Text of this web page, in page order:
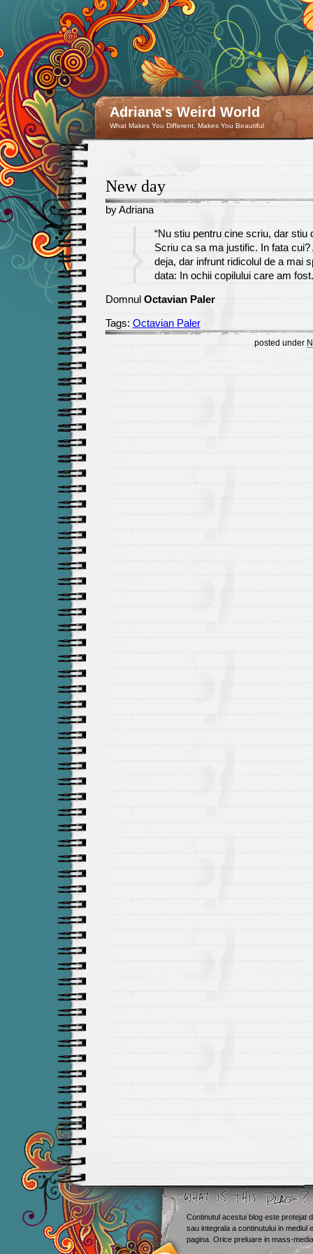
Adriana's Weird World
What Makes You Different, Makes You Beautiful
New day
by Adriana
May
10
“Nu stiu pentru cine scriu, dar stiu
Scriu ca sa ma justific. In fata
deja, dar infrunt ridicolul de a mai
data: In ochii copilului care am
Domnul Octavian Paler
Tags: Octavian Paler
posted under
Continutul acestui blog este protejat
sau integrala a continutului in
pagina. Orice preluare in mass-
Smashing